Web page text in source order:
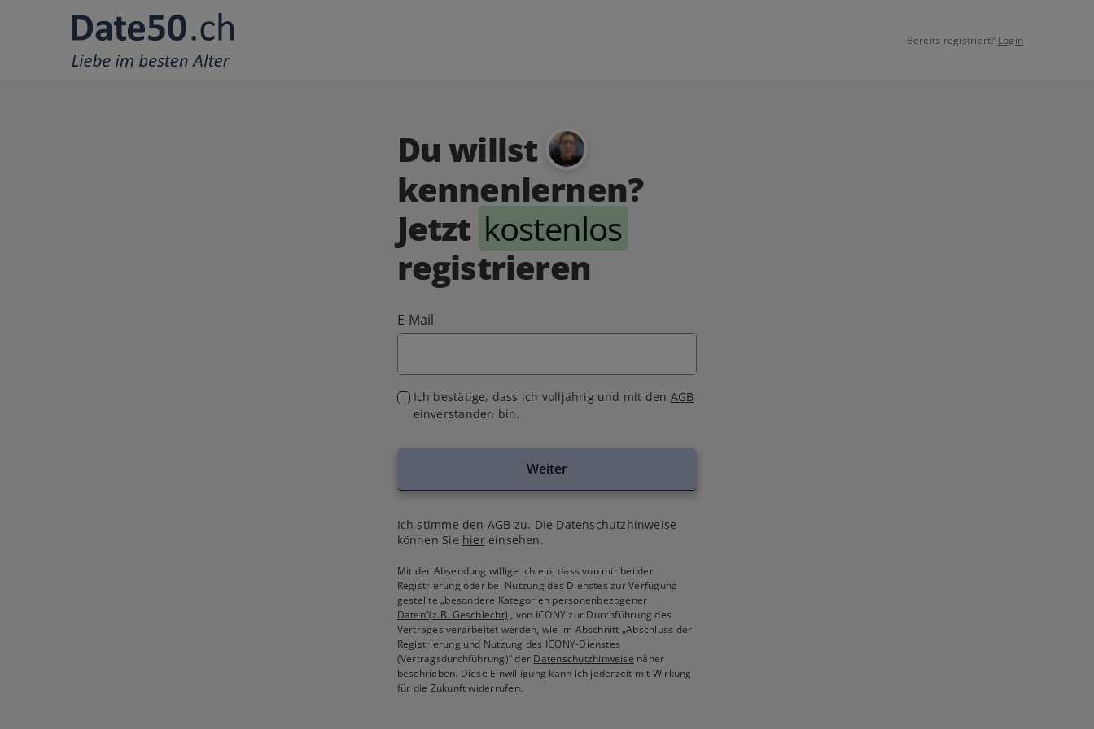
Bereits registriert? Login
Du willst
kennenlernen?
Jetzt kostenlos
registrieren
E-Mail
Ich bestätige, dass ich volljährig und mit den AGB
einverstanden bin.
Weiter
Ich stimme den AGB zu. Die Datenschutzhinweise
können Sie hiereinsehen.
Mit der Absendung willige ich ein, dass von mir bei der
Registrierung oder bei Nutzung des Dienstes zur Verfügung
gestellte„besondere Kategorien personenbezogener
Daten“(z.B. Geschlecht) , von ICONY zur Durchführung des
Vertrages verarbeitet werden, wie im Abschnitt „Abschluss der
Registrierung und Nutzung des ICONY-Dienstes
(Vertragsdurchführung)“ der Datenschutzhinweise näher
beschrieben. Diese Einwilligung kann ich jederzeit mit Wirkung
für die Zukunft widerrufen.